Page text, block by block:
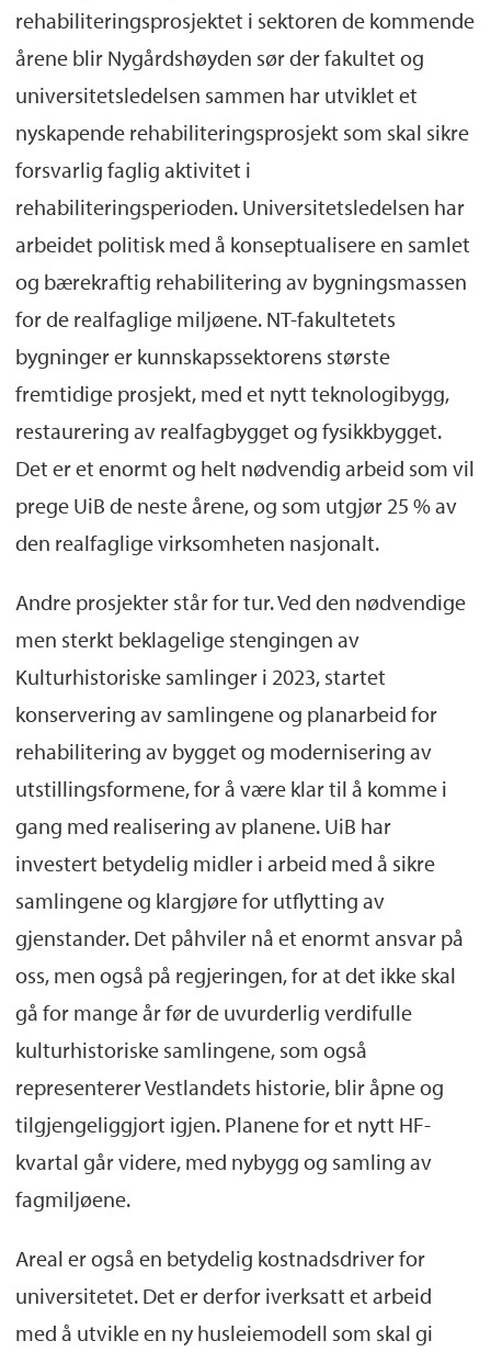
rehabiliteringsprosjektet i sektoren de kommende
årene blir Nygårdshøyden sør der fakultet og
universitetsledelsen sammen har utviklet et
nyskapende rehabiliteringsprosjekt som skal sikre
forsvarlig faglig aktivitet i
rehabiliteringsperioden. Universitetsledelsen har
arbeidet politisk med å konseptualisere en samlet
og bærekraftig rehabilitering av bygningsmassen
for de realfaglige miljøene. NT-fakultetets
bygninger er kunnskapssektorens største
fremtidige prosjekt, med et nytt teknologibygg,
restaurering av realfagbygget og fysikkbygget.
Det er et enormt og helt nødvendig arbeid som vil
prege UiB de neste årene, og som utgjør 25 % av
den realfaglige virksomheten nasjonalt.
Andre prosjekter står for tur. Ved den nødvendige
men sterkt beklagelige stengingen av
Kulturhistoriske samlinger i 2023, startet
konservering av samlingene og planarbeid for
rehabilitering av bygget og modernisering av
utstillingsformene, for å være klar til å komme i
gang med realisering av planene. UiB har
investert betydelig midler i arbeid med å sikre
samlingene og klargjøre for utflytting av
gjenstander. Det påhviler nå et enormt ansvar på
oss, men også på regjeringen, for at det ikke skal
gå for mange år før de uvurderlig verdifulle
kulturhistoriske samlingene, som også
representerer Vestlandets historie, blir åpne og
tilgjengeliggjort igjen. Planene for et nytt HF-
kvartal går videre, med nybygg og samling av
fagmiljøene.
Areal er også en betydelig kostnadsdriver for
universitetet. Det er derfor iverksatt et arbeid
med å utvikle en ny husleiemodell som skal gi